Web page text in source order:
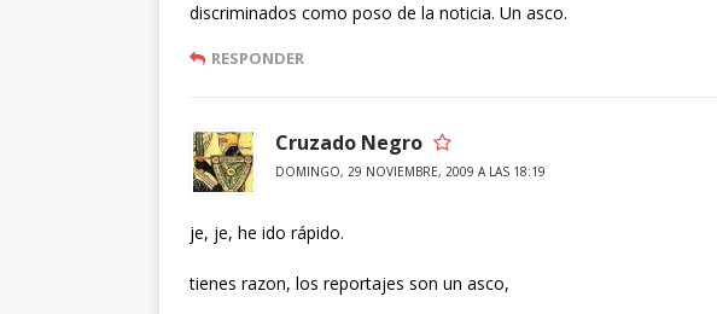
discriminados como poso de la noticia. Un asco.
RESPONDER
Cruzado Negro
DOMINGO, 29 NOVIEMBRE, 2009 A LAS 18:19
je, je, he ido rápido.
tienes razon, los reportajes son un asco,